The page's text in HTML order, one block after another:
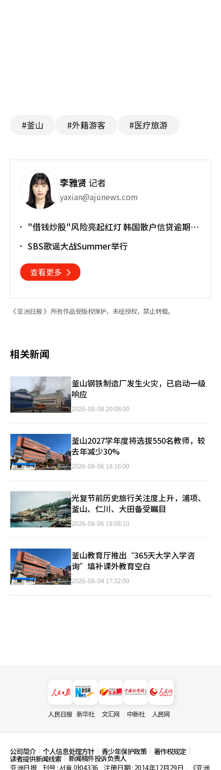
#釜山 #外籍游客 #医疗旅游
李雅贤记者
yaxian@ajunews.com
"借钱炒股"风险亮起红灯 韩国散户信贷逾期率
SBS歌谣大战Summer举行
查看更多
《 亚洲日报 》 所有作品受版权保护，未经授权，禁止转载。
相关新闻
釜山钢铁制造厂发生火灾，已启动一级
响应
2026-08-08 20:08:00
釜山2027学年度将选拔550名教师，较
去年减少30%
2026-08-06 18:16:00
光复节前历史旅行关注度上升，浦项、
釜山、仁川、大田备受瞩目
2026-08-06 18:08:10
釜山教育厅推出“365天大学入学咨
询”填补课外教育空白
2026-08-04 17:32:00
人民日报 新华社 文汇网 中新社 人民网
公司简介 个人信息处理方针 青少年保护政策 著作权规定
读者提供新闻线索
新闻稿件投诉负责人
亚洲日报
刊号 : 서울,아04336 注册日期 : 2014年12月29日 《亚洲